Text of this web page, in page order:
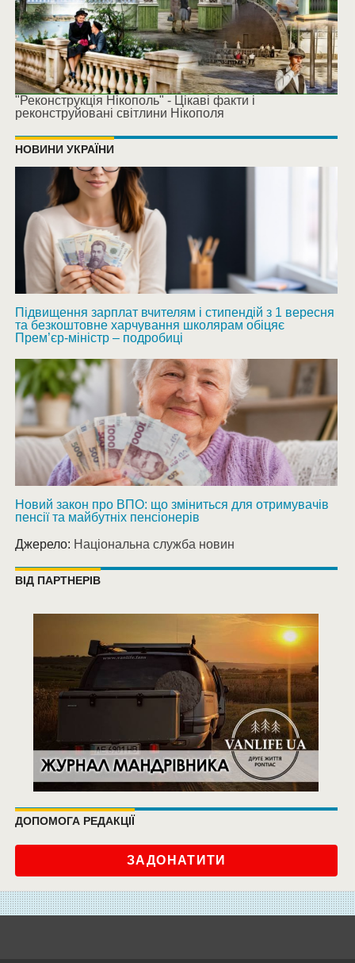
"Реконструкція Нікополь" - Цікаві факти і
реконструйовані світлини Нікополя
НОВИНИ УКРАЇНИ
Підвищення зарплат вчителям і стипендій з 1 вересня
та безкоштовне харчування школярам обіцяє
Прем’єр-міністр – подробиці
Новий закон про ВПО: що зміниться для отримувачів
пенсії та майбутніх пенсіонерів
Джерело: Національна служба новин
ВІД ПАРТНЕРІВ
ДОПОМОГА РЕДАКЦІЇ
ЗАДОНАТИТИ